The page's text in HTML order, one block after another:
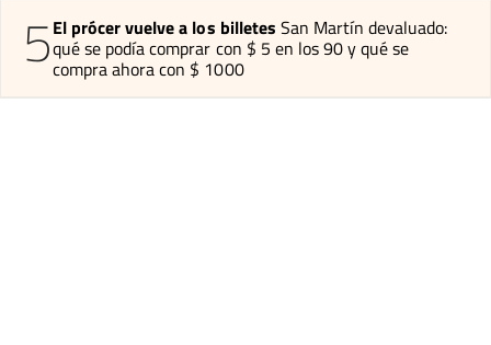
5El prócer vuelve a los billetes San Martín devaluado:
qué se podía comprar con $ 5 en los 90 y qué se
compra ahora con $ 1000